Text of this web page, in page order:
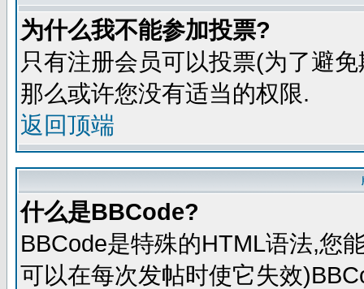
为什么我不能参加投票?
只有注册会员可以投票(为了避
那么或许您没有适当的权限.
返回顶端
什么是BBCode?
BBCode是特殊的HTML语法,您
可以在每次发帖时使它失效